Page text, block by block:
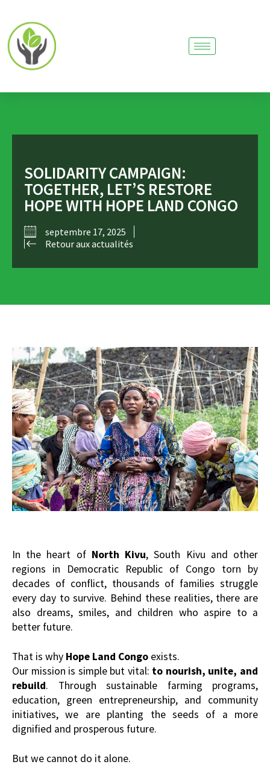
SOLIDARITY CAMPAIGN:
TOGETHER, LET’S RESTORE
HOPE WITH HOPE LAND CONGO
septembre 17, 2025
Retour aux actualités
In the heart of North Kivu, South Kivu and other
regions in Democratic Republic of Congo torn by
decades of conflict, thousands of families struggle
every day to survive. Behind these realities, there are
also dreams, smiles, and children who aspire to a
better future.
That is why Hope Land Congo exists.
Our mission is simple but vital: to nourish, unite, and
rebuild. Through sustainable farming programs,
education, green entrepreneurship, and community
initiatives, we are planting the seeds of a more
dignified and prosperous future.
But we cannot do it alone.